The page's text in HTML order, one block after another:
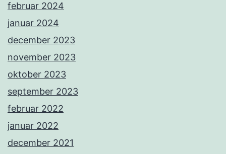
februar 2024
januar 2024
december 2023
november 2023
oktober 2023
september 2023
februar 2022
januar 2022
december 2021